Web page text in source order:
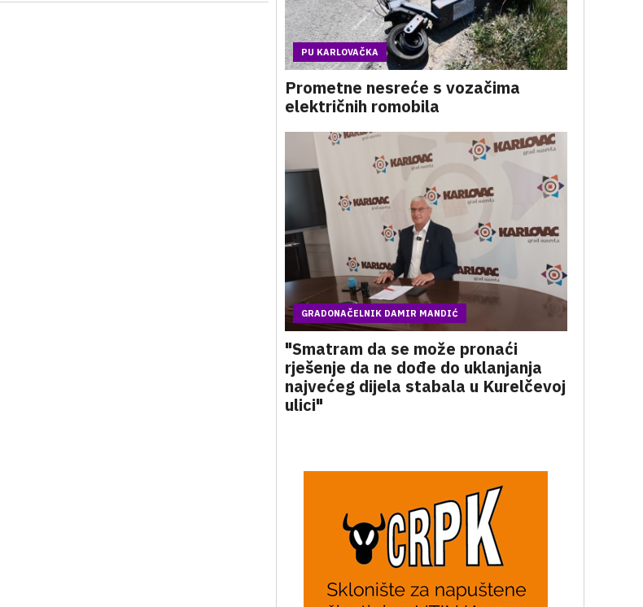
PU KARLOVAČKA
Prometne nesreće s vozačima
električnih romobila
GRADONAČELNIK DAMIR MANDIĆ
"Smatram da se može pronaći
rješenje da ne dođe do uklanjanja
najvećeg dijela stabala u Kurelčevoj
ulici"